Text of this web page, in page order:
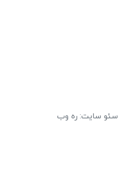
سئو سایت: ره وب